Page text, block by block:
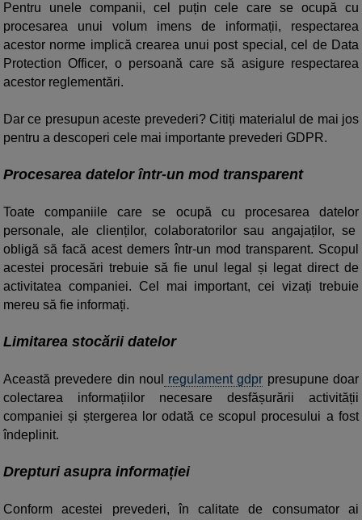
Pentru unele companii, cel puțin cele care se ocupă cu
procesarea unui volum imens de informații, respectarea
acestor norme implică crearea unui post special, cel de Data
Protection Officer, o persoană care să asigure respectarea
acestor reglementări.
Dar ce presupun aceste prevederi? Citiți materialul de mai jos
pentru a descoperi cele mai importante prevederi GDPR.
Procesarea datelor într-un mod transparent
Toate companiile care se ocupă cu procesarea datelor
personale, ale clienților, colaboratorilor sau angajaților, se
obligă să facă acest demers într-un mod transparent. Scopul
acestei procesări trebuie să fie unul legal și legat direct de
activitatea companiei. Cel mai important, cei vizați trebuie
mereu să fie informați.
Limitarea stocării datelor
Această prevedere din noul regulament gdpr presupune doar
colectarea informațiilor necesare desfășurării activității
companiei și ștergerea lor odată ce scopul procesului a fost
îndeplinit.
Drepturi asupra informației
Conform acestei prevederi, în calitate de consumator ai